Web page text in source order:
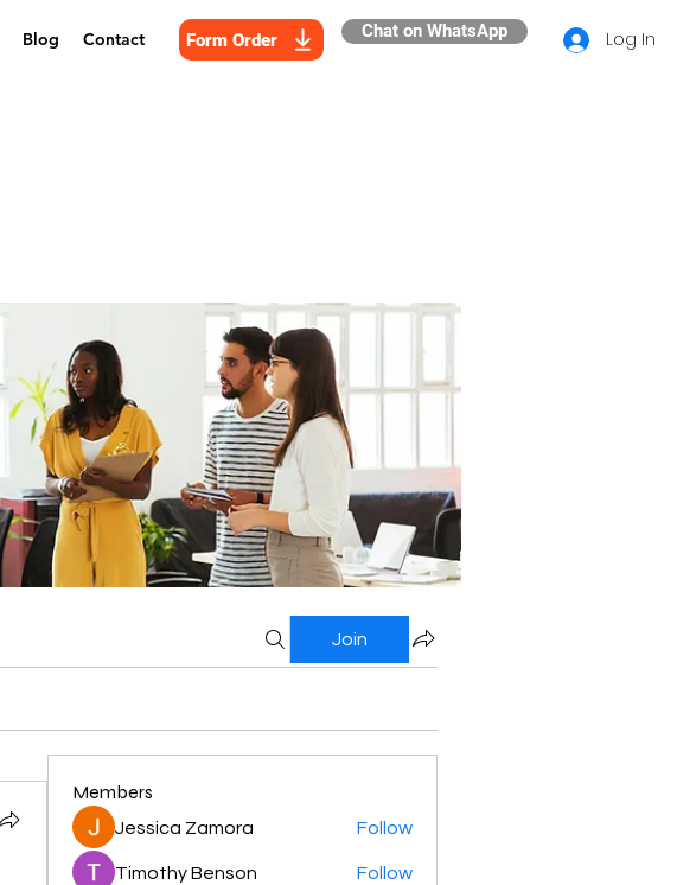
Blog Contact Form Order Chat on WhatsApp Log In
Join
Members
Jessica Zamora Follow
Timothy Benson Follow